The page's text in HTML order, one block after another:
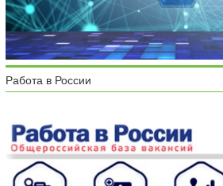
Работа в России